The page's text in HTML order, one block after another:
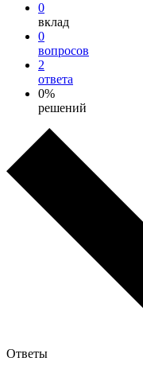
0
вклад
0
вопросов
2
ответа
0%
решений
Ответы